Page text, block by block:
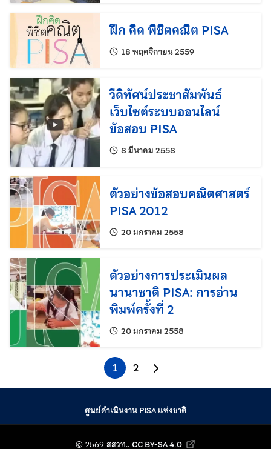
ฝึก คิด พิชิตคณิต PISA
18 พฤศจิกายน 2559แก้ไขล่าสุดเมื่อ:
วีดิทัศน์ประชาสัมพันธ์
เว็บไซต์ระบบออนไลน์
ข้อสอบ PISA
8 มีนาคม 2558แก้ไขล่าสุดเมื่อ:
ตัวอย่างข้อสอบคณิตศาสตร์
PISA 2012
20 มกราคม 2558แก้ไขล่าสุดเมื่อ:
ตัวอย่างการประเมินผล
นานาชาติ PISA: การอ่าน
พิมพ์ครั้งที่ 2
20 มกราคม 2558แก้ไขล่าสุดเมื่อ:
1 2 ไปยังหน้าถัดไป
ศูนย์ดำเนินงาน PISA แห่งชาติ
© 2569 สสวท.. CC BY-SA 4.0